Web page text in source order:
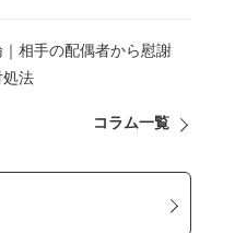
相手の配偶者から慰謝
処法
コラム一覧